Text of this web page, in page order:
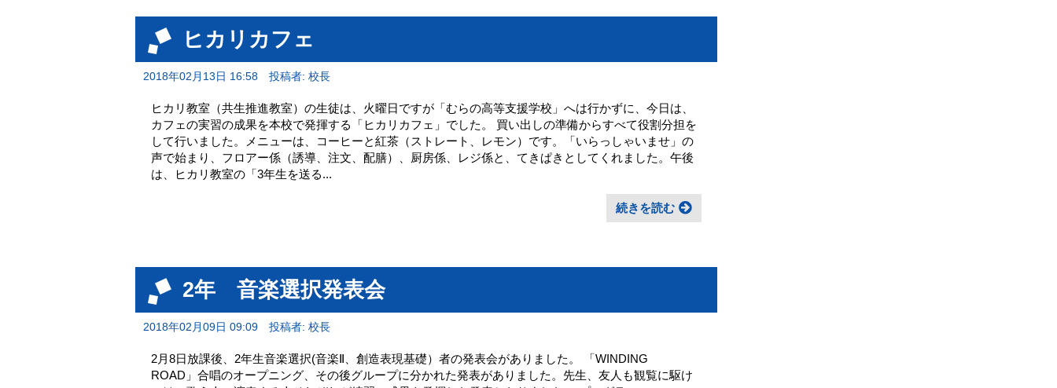
ヒカリカフェ
2018年02月13日 16:58 投稿者: 校長
ヒカリ教室（共生推進教室）の生徒は、火曜日ですが「むらの高等支援学校」へは行かずに、今日は、
カフェの実習の成果を本校で発揮する「ヒカリカフェ」でした。 買い出しの準備からすべて役割分担を
して行いました。メニューは、コーヒーと紅茶（ストレート、レモン）です。「いらっしゃいませ」の
声で始まり、フロアー係（誘導、注文、配膳）、厨房係、レジ係と、てきぱきとしてくれました。午後
は、ヒカリ教室の「3年生を送る...
続きを読む
2年 音楽選択発表会
2018年02月09日 09:09 投稿者: 校長
2月8日放課後、2年生音楽選択(音楽Ⅱ、創造表現基礎）者の発表会がありました。 「WINDING
ROAD」合唱のオープニング、その後グループに分かれた発表がありました。先生、友人も観覧に駆け